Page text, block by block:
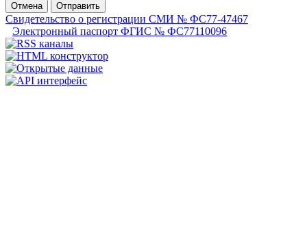
Отмена
Отправить
Свидетельство о регистрации СМИ № ФС77-47467
Электронный паспорт ФГИС № ФС77110096